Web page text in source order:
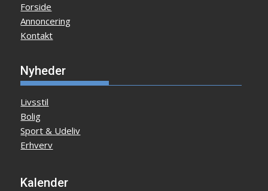
Forside
Annoncering
Kontakt
Nyheder
Livsstil
Bolig
Sport & Udeliv
Erhverv
Kalender